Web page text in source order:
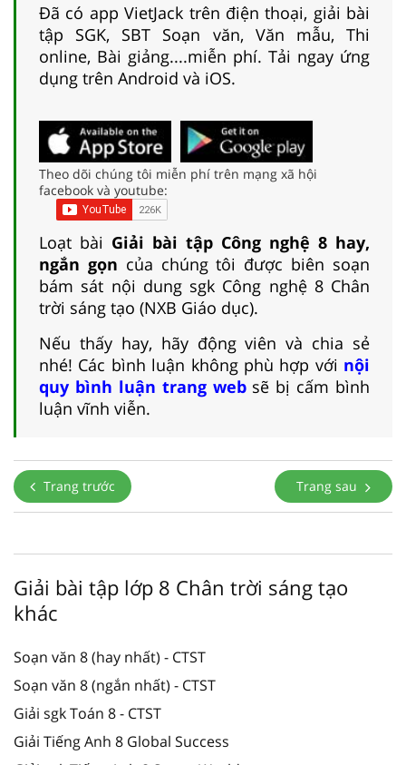
Đã có app VietJack trên điện thoại, giải bài
tập SGK, SBT Soạn văn, Văn mẫu, Thi
online, Bài giảng....miễn phí. Tải ngay ứng
dụng trên Android và iOS.
Theo dõi chúng tôi miễn phí trên mạng xã hội
facebook và youtube:
Loạt bài Giải bài tập Công nghệ 8 hay,
ngắn gọn của chúng tôi được biên soạn
bám sát nội dung sgk Công nghệ 8 Chân
trời sáng tạo (NXB Giáo dục).
Nếu thấy hay, hãy động viên và chia sẻ
nhé! Các bình luận không phù hợp với nội
quy bình luận trang websẽ bị cấm bình
luận vĩnh viễn.
Trang trước Trang sau
Giải bài tập lớp 8 Chân trời sáng tạo
khác
Soạn văn 8 (hay nhất) - CTST
Soạn văn 8 (ngắn nhất) - CTST
Giải sgk Toán 8 - CTST
Giải Tiếng Anh 8 Global Success